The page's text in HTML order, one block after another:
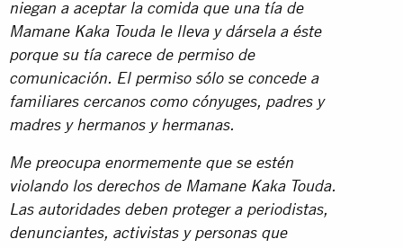
niegan a aceptar la comida que una tía de
Mamane Kaka Touda le lleva y dársela a éste
porque su tía carece de permiso de
comunicación. El permiso sólo se concede a
familiares cercanos como cónyuges, padres y
madres y hermanos y hermanas.
Me preocupa enormemente que se estén
violando los derechos de Mamane Kaka Touda.
Las autoridades deben proteger a periodistas,
denunciantes, activistas y personas que